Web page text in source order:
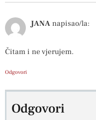
JANA napisao/la:
Čitam i ne vjerujem.
Odgovori
Odgovori